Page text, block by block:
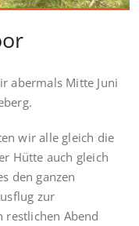
abermals Mitte Juni
wir alle gleich die
Hütte auch gleich
den ganzen
zur
restlichen Abend